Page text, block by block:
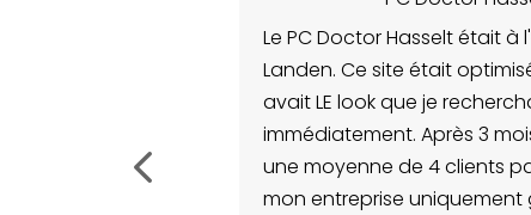
Hasselt était à l'origine le PC Doctor
site était optimisé pour le référencement,
que je recherchais et était en ligne
Après 3 mois de présence en ligne,
de 4 clients par semaine viennent à
uniquement grâce aux résultats de la